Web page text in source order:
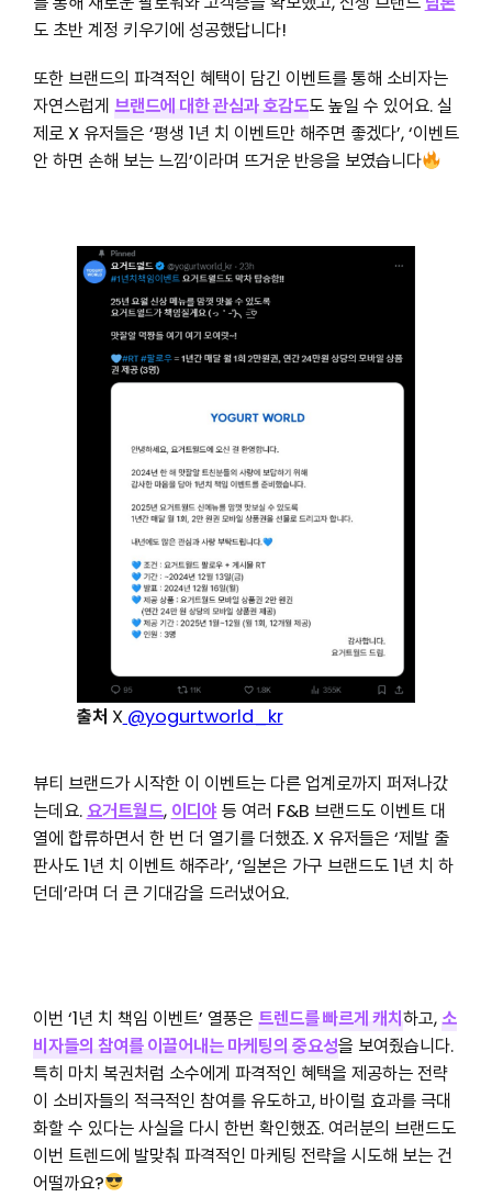
도 초반 계정 키우기에 성공했답니다!
또한 브랜드의 파격적인 혜택이 담긴 이벤트를 통해 소비자는
자연스럽게 브랜드에 대한 관심과 호감도도 높일 수 있어요. 실
제로 X 유저들은 ‘평생 1년 치 이벤트만 해주면 좋겠다’, ‘이벤트
안 하면 손해 보는 느낌’이라며 뜨거운 반응을 보였습니다
출처 X@yogurtworld_kr
뷰티 브랜드가 시작한 이 이벤트는 다른 업계로까지 퍼져나갔
는데요.요거트월드, 이디야 등 여러 F&B 브랜드도 이벤트 대
열에 합류하면서 한 번 더 열기를 더했죠. X 유저들은 ‘제발 출
판사도 1년 치 이벤트 해주라’, ‘일본은 가구 브랜드도 1년 치 하
던데’라며 더 큰 기대감을 드러냈어요.
이번 ‘1년 치 책임 이벤트’ 열풍은 트렌드를 빠르게 캐치하고,소
비자들의 참여를 이끌어내는 마케팅의 중요성을 보여줬습니다.
특히 마치 복권처럼 소수에게 파격적인 혜택을 제공하는 전략
이 소비자들의 적극적인 참여를 유도하고, 바이럴 효과를 극대
화할 수 있다는 사실을 다시 한번 확인했죠. 여러분의 브랜드도
이번 트렌드에 발맞춰 파격적인 마케팅 전략을 시도해 보는 건
어떨까요?